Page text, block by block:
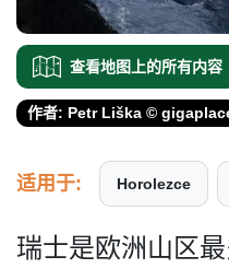
查看地图上的所有内容
作者: Petr Liška ©
适用于: Horolezce
瑞士是欧洲山区